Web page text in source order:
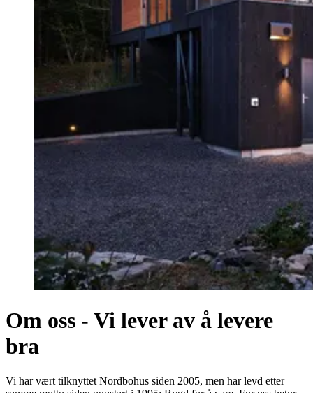
Om oss - Vi lever av å levere
bra
Vi har vært tilknyttet Nordbohus siden 2005, men har levd etter